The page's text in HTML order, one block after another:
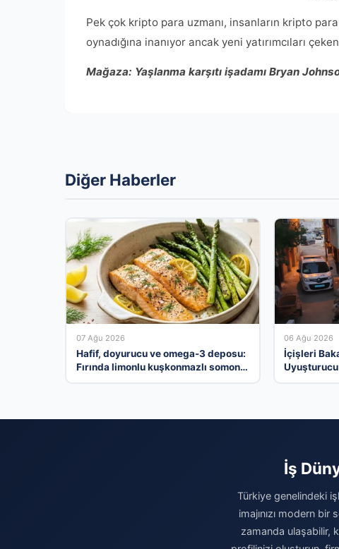
Pek çok kripto para uzmanı, insanların kripto
oynadığına inanıyor ancak yeni yatırımcıları
Mağaza: Yaşlanma karşıtı işadamı Bryan
Diğer Haberler
07 Ağu 2026
Hafif, doyurucu ve omega-3 deposu:
Fırında limonlu kuşkonmazlı somon
06 Ağu 2026
İçişleri
İş
Türkiye genelindeki
imajınızı modern
zamanda ulaşabilir,